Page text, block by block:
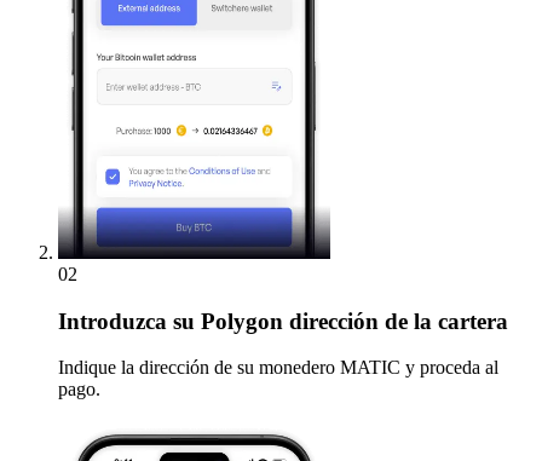
02
Introduzca su Polygon dirección de la cartera
Indique la dirección de su monedero MATIC y proceda al
pago.